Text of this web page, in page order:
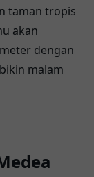
taman tropis
akan
dengan
malam